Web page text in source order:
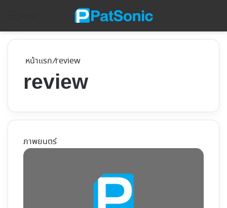
หน้าแรก/review
review
ภาพยนตร์